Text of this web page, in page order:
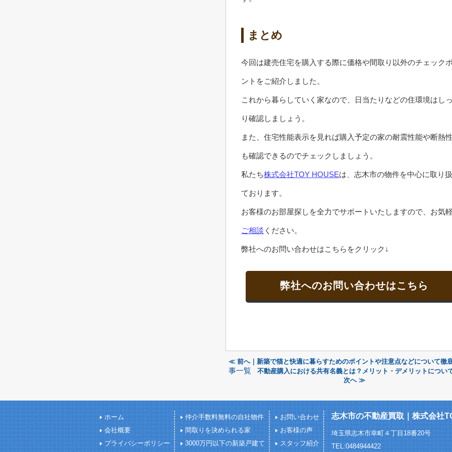
まとめ
今回は建売住宅を購入する際に価格や間取り以外のチェック
ントをご紹介しました。
これから暮らしていく家なので、日当たりなどの住環境はし
り確認しましょう。
また、住宅性能表示を見れば購入予定の家の耐震性能や断熱
も確認できるのでチェックしましょう。
私たち株式会社TOY HOUSEは、志木市の物件を中心に取り
ております。
お客様のお部屋探しを全力でサポートいたしますので、お気
ご相談 ください。
弊社へのお問い合わせはこちらをクリック↓
弊社へのお問い合わせはこちら
≪ 前へ｜新築で猫と快適に暮らすためのポイントや注意点などについて徹
事一覧
不動産購入における共有名義とは？メリット・デメリットについ
次へ ≫
ホーム
会社概要
プライバシーポリシー
仲介手数料無料の自社物件
間取りを決められる家
3000万円以下の新築戸建て
お問い合わせ
お客様の声
スタッフ紹介
志木市の不動産買取｜株式会社
埼玉県志木市幸町４丁目18番20号
TEL:0484944422